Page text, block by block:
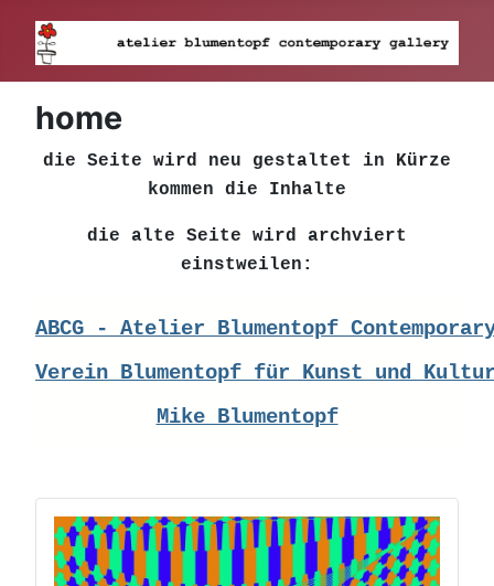
home
die Seite wird neu gestaltet in Kürze
kommen die Inhalte
die alte Seite wird archviert
einstweilen:
ABCG - Atelier Blumentopf
Verein Blumentopf für Kunst und
Mike Blumentopf